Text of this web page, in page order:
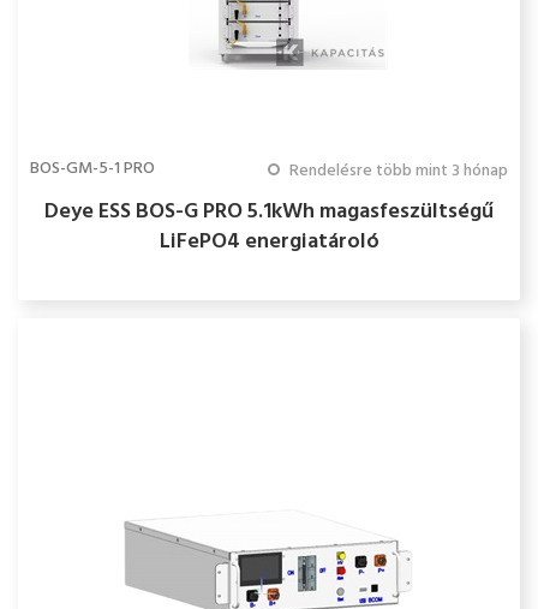
BOS-GM-5-1 PRO Rendelésre több mint 3 hónap
Deye ESS BOS-G PRO 5.1kWh magasfeszültségű
LiFePO4 energiatároló